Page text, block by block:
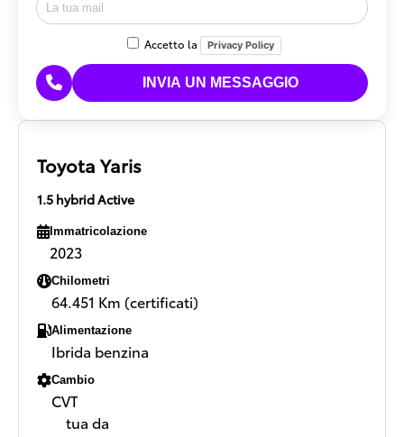
Accetto la Privacy Policy
Toyota Yaris
1.5 hybrid Active
Immatricolazione
2023
Chilometri
64.451 Km (certificati)
Alimentazione
Ibrida benzina
Cambio
CVT
tua da